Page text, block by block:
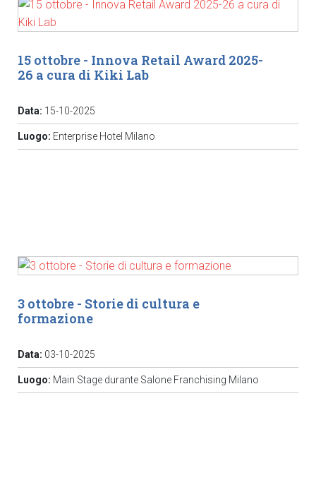
15 ottobre - Innova Retail Award 2025-
26 a cura di Kiki Lab
Data: 15-10-2025
Luogo: Enterprise Hotel Milano
3 ottobre - Storie di cultura e
formazione
Data: 03-10-2025
Luogo: Main Stage durante Salone Franchising Milano